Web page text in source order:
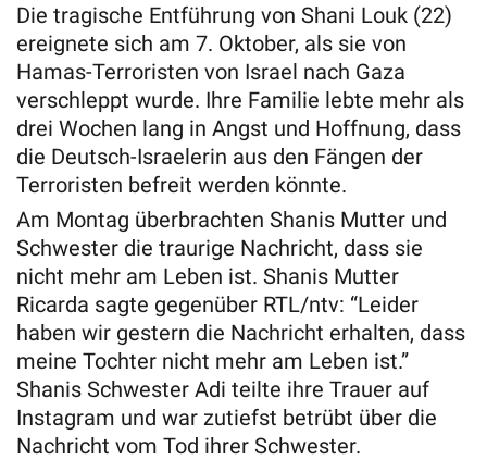
Die tragische Entführung von Shani Louk (22)
ereignete sich am 7. Oktober, als sie von
Hamas-Terroristen von Israel nach Gaza
verschleppt wurde. Ihre Familie lebte mehr als
drei Wochen lang in Angst und Hoffnung, dass
die Deutsch-Israelerin aus den Fängen der
Terroristen befreit werden könnte.
Am Montag überbrachten Shanis Mutter und
Schwester die traurige Nachricht, dass sie
nicht mehr am Leben ist. Shanis Mutter
Ricarda sagte gegenüber RTL/ntv: “Leider
haben wir gestern die Nachricht erhalten, dass
meine Tochter nicht mehr am Leben ist.”
Shanis Schwester Adi teilte ihre Trauer auf
Instagram und war zutiefst betrübt über die
Nachricht vom Tod ihrer Schwester.